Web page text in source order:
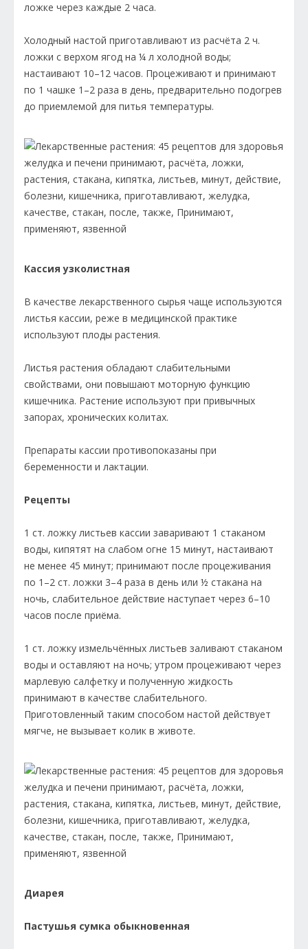
ложке через каждые 2 часа.
Холодный настой приготавливают из расчёта 2 ч.
ложки с верхом ягод на ¼ л холодной воды;
настаивают 10–12 часов. Процеживают и принимают
по 1 чашке 1–2 раза в день, предварительно подогрев
до приемлемой для питья температуры.
Кассия узколистная
В качестве лекарственного сырья чаще используются
листья кассии, реже в медицинской практике
используют плоды растения.
Листья растения обладают слабительными
свойствами, они повышают моторную функ­цию
кишечника. Растение используют при привычных
запорах, хронических колитах.
Препараты кассии противопоказаны при
беременности и лактации.
Рецепты
1 ст. ложку листьев кассии заваривают 1 стаканом
воды, кипятят на слабом огне 15 минут, настаивают
не менее 45 минут; принимают после процеживания
по 1–2 ст. ложки 3–4 раза в день или ½ стакана на
ночь, слабительное действие наступает через 6–10
часов после приёма.
1 ст. ложку измельчённых листьев заливают стаканом
воды и оставляют на ночь; утром процеживают через
марлевую салфетку и полученную жидкость
принимают в качестве слабительного.
Приготовленный таким способом настой действует
мягче, не вызывает колик в животе.
Диарея
Пастушья сумка обыкновенная